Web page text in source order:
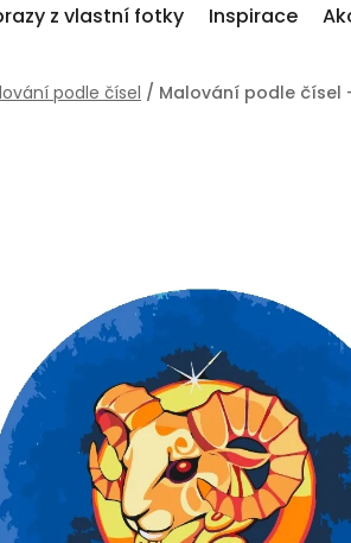
z vlastní fotky Inspirace
podle čísel / Malování podle čísel